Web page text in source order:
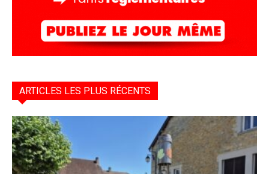
ARTICLES LES PLUS RÉCENTS